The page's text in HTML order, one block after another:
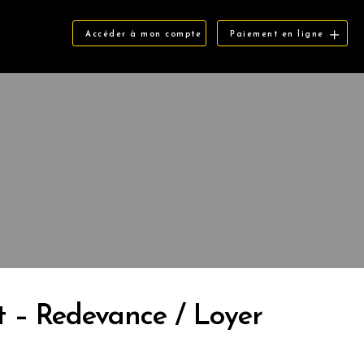
Accéder à mon compte Paiement en ligne
– Redevance / Loyer